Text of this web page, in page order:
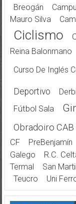
Breogán
Mauro Silva
Ciclismo
Reina Balonmano
Curso De Inglés
Deportivo
Fútbol Sala
Obradoiro CAB
CF
PreBenjamín
Galego
R.C.
Termal
San
Teucro
Uni